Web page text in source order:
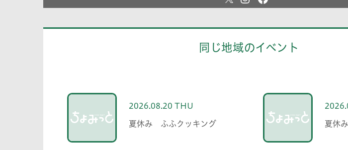
同じ地域のイベント
2026.08.20 THU
夏休み ふふクッキング 夏休